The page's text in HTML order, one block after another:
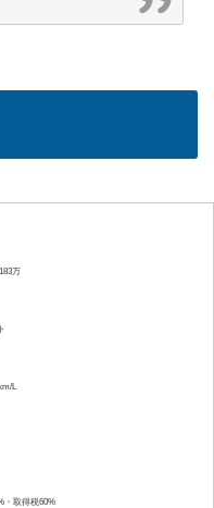
万
L
・取得税60%